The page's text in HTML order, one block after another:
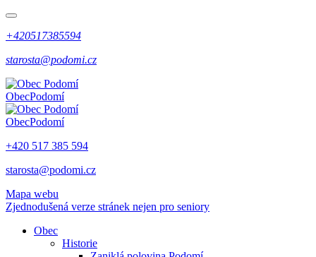
+420517385594
starosta@podomi.cz
ObecPodomí
ObecPodomí
+420 517 385 594
starosta@podomi.cz
Mapa webu
Zjednodušená verze stránek nejen pro seniory
Obec
Historie